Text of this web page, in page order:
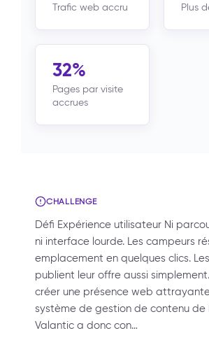
Trafic web accru Plus
32%
Pages par visite
accrues
CHALLENGE
Défi Expérience utilisateur Ni
ni interface lourde. Les campeurs
emplacement en quelques clics.
publient leur offre aussi
créer une présence web
système de gestion de contenu de
Valantic a donc con…